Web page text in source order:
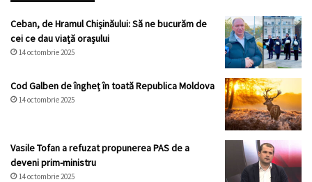
Ceban, de Hramul Chișinăului: Să ne bucurăm de
cei ce dau viață orașului
14 octombrie 2025
Cod Galben de îngheț în toată Republica Moldova
14 octombrie 2025
Vasile Tofan a refuzat propunerea PAS de a
deveni prim-ministru
14 octombrie 2025